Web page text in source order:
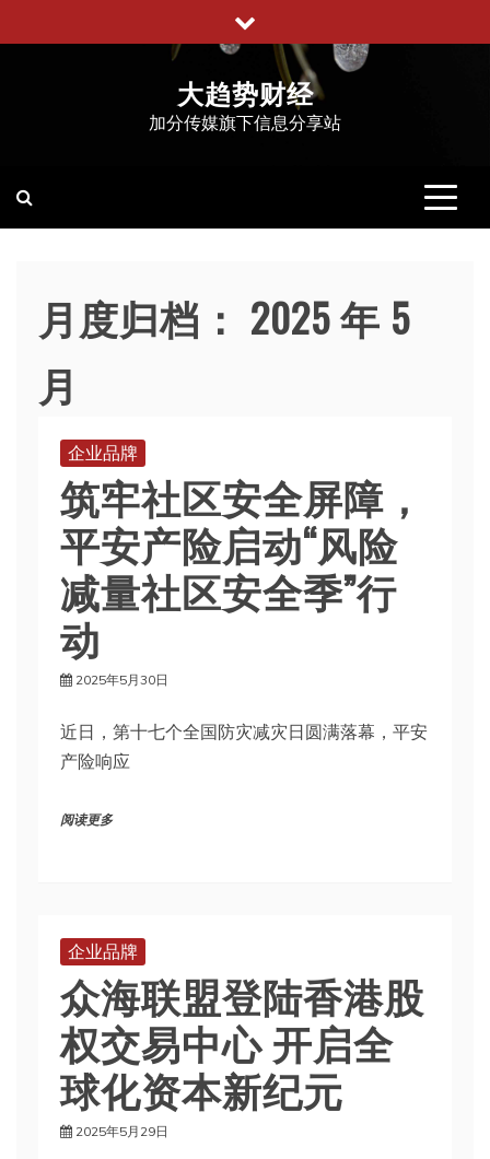
至
大趋势财经
加分传媒旗下信息分享站
月度归档： 2025 年 5
月
企业品牌
筑牢社区安全屏障，
平安产险启动“风险
减量社区安全季”行
动
2025年5月30日
近日，第十七个全国防灾减灾日圆满落幕，平安
产险响应
阅读更多
企业品牌
众海联盟登陆香港股
权交易中心 开启全
球化资本新纪元
2025年5月29日